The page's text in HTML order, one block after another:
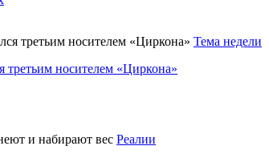
Тема недели
третьим носителем «Циркона»
Реалии